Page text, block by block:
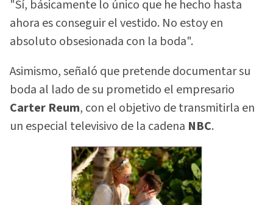
"Sí, básicamente lo único que he hecho hasta
ahora es conseguir el vestido. No estoy en
absoluto obsesionada con la boda".
Asimismo, señaló que pretende documentar su
boda al lado de su prometido el empresario
Carter Reum, con el objetivo de transmitirla en
un especial televisivo de la cadena NBC.